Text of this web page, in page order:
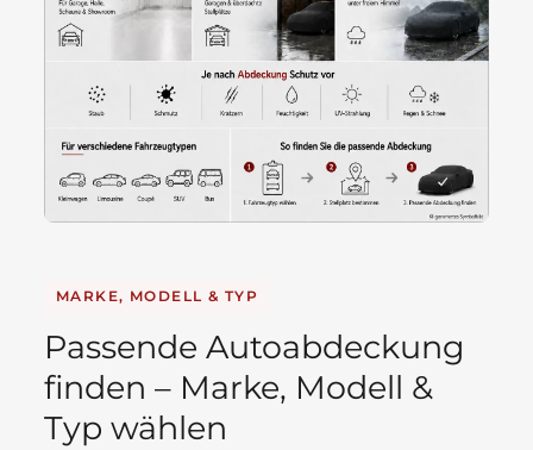
MARKE, MODELL & TYP
Passende Autoabdeckung
finden – Marke, Modell &
Typ wählen